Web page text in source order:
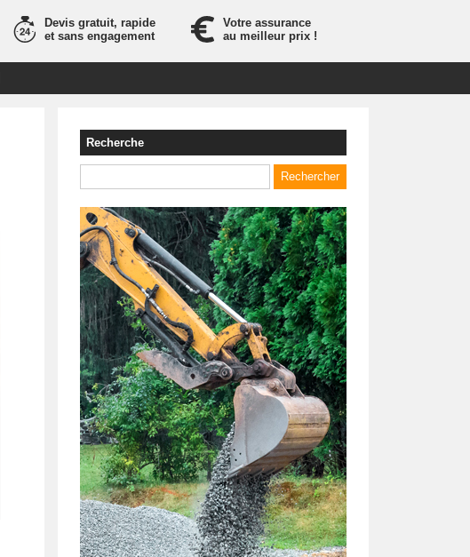
Votre assurance
au meilleur prix !
Devis gratuit, rapide
et sans engagement
Recherche